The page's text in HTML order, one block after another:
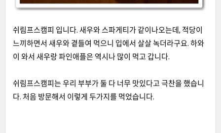
쉬림프스캠피 입니다. 새우와 스파게티가 같이나오는데, 적당이
느끼하면서 새우와 곁들여 먹으니 입에서 살살 녹더라구요. 하와
이 와서 새우랑 파인애플은 역시나 많이 먹고 갑니다.
쉬림프스캠피는 우리 부부가 둘 다 너무 맛있다고 극찬을 했습니
다. 처음 방문해서 이렇게 두가지를 먹었습니다.